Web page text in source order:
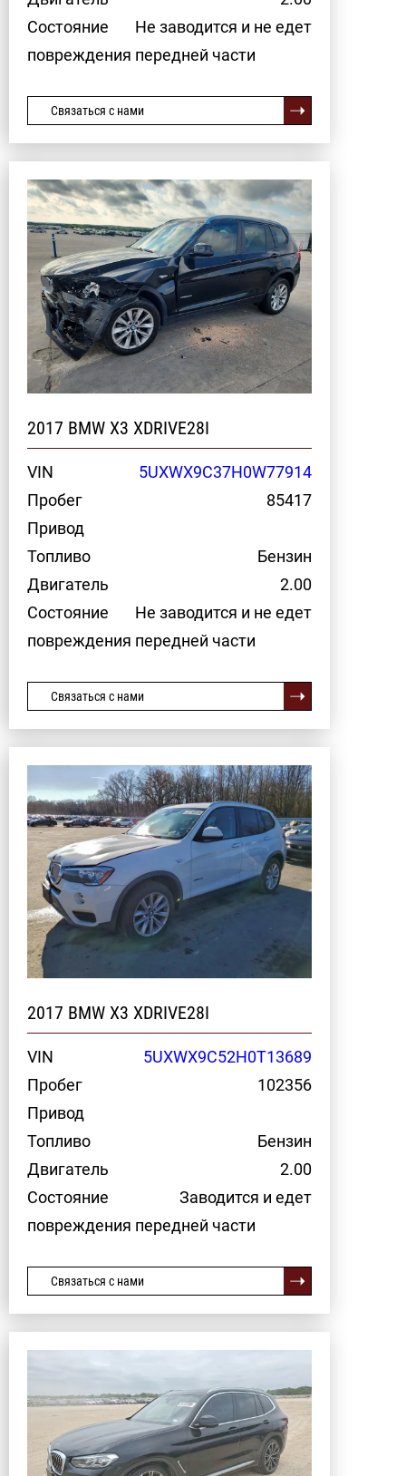
Состояние
Не заводится и не едет
повреждения передней части
Связаться с нами
2017 BMW X3 XDRIVE28I
VIN
5UXWX9C37H0W77914
Пробег
85417
Привод
Топливо
Бензин
Двигатель
2.00
Состояние
Не заводится и не едет
повреждения передней части
Связаться с нами
2017 BMW X3 XDRIVE28I
VIN
5UXWX9C52H0T13689
Пробег
102356
Привод
Топливо
Бензин
Двигатель
2.00
Состояние
Заводится и едет
повреждения передней части
Связаться с нами